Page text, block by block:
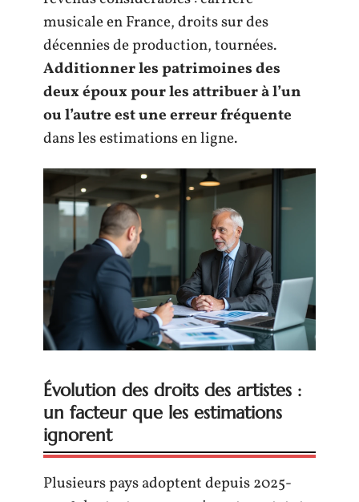
musicale en France, droits sur des
décennies de production, tournées.
Additionner les patrimoines des
deux époux pour les attribuer à l’un
ou l’autre est une erreur fréquente
dans les estimations en ligne.
Évolution des droits des artistes :
un facteur que les estimations
ignorent
Plusieurs pays adoptent depuis 2025-